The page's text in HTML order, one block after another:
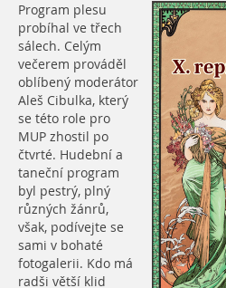
Program plesu
probíhal ve třech
sálech. Celým
večerem prováděl
oblíbený moderátor
Aleš Cibulka, který
se této role pro
MUP zhostil po
čtvrté. Hudební a
taneční program
byl pestrý, plný
různých žánrů,
však, podívejte se
sami v bohaté
fotogalerii. Kdo má
radši větší klid